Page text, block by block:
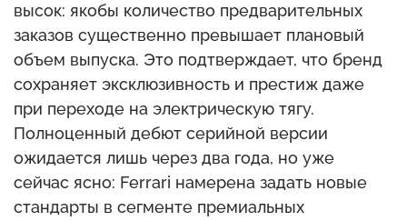
высок: якобы количество предварительных
заказов существенно превышает плановый
объем выпуска. Это подтверждает, что бренд
сохраняет эксклюзивность и престиж даже
при переходе на электрическую тягу.
Полноценный дебют серийной версии
ожидается лишь через два года, но уже
сейчас ясно: Ferrari намерена задать новые
стандарты в сегменте премиальных